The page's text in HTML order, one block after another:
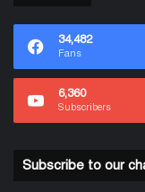
34,482
Fans
6,360
Subscribers
Subscribe to our